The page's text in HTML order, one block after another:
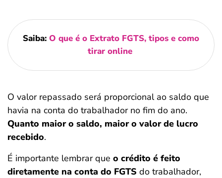
Saiba: O que é o Extrato FGTS, tipos e como
tirar online
O valor repassado será proporcional ao saldo que
havia na conta do trabalhador no fim do ano.
Quanto maior o saldo, maior o valor de lucro
recebido.
É importante lembrar que o crédito é feito
diretamente na conta do FGTS do trabalhador,